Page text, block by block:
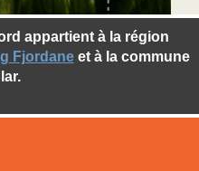
appartient à la région
Fjordaneet à la commune